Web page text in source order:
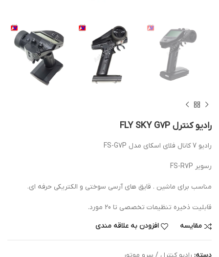
رادیو کنترل FLY SKY G7P
رادیو 7 کانال فلای اسکای مدل FS-G7P
رسویر FS-R7P
مناسب برای ماشین . قایق های آرسی سوختی و الکتریکی حرفه ای.
قابلیت ذخیره تنظیمات تخصصی تا 20 مورد.
مقایسه افزودن به علاقه مندی